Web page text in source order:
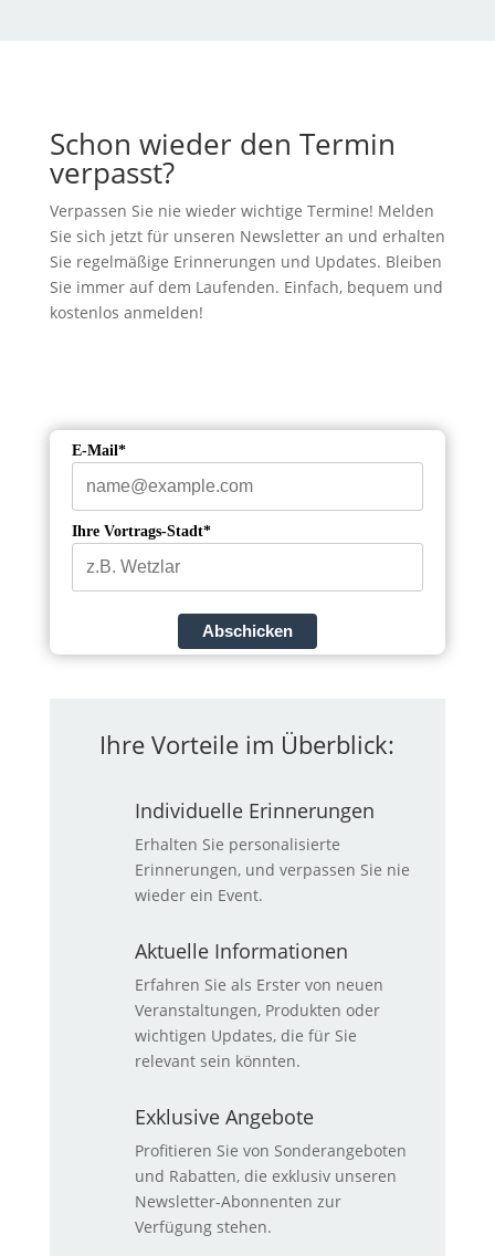
Schon wieder den Termin
verpasst?
Verpassen Sie nie wieder wichtige Termine! Melden
Sie sich jetzt für unseren Newsletter an und erhalten
Sie regelmäßige Erinnerungen und Updates. Bleiben
Sie immer auf dem Laufenden. Einfach, bequem und
kostenlos anmelden!
E-Mail*
Ihre Vortrags-Stadt*
Abschicken
Ihre Vorteile im Überblick:
Individuelle Erinnerungen
Erhalten Sie personalisierte
Erinnerungen, und verpassen Sie nie
wieder ein Event.
Aktuelle Informationen
Erfahren Sie als Erster von neuen
Veranstaltungen, Produkten oder
wichtigen Updates, die für Sie
relevant sein könnten.
Exklusive Angebote
Profitieren Sie von Sonderangeboten
und Rabatten, die exklusiv unseren
Newsletter-Abonnenten zur
Verfügung stehen.